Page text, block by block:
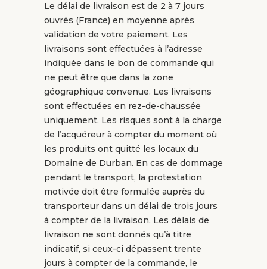
Le délai de livraison est de 2 à 7 jours
ouvrés (France) en moyenne après
validation de votre paiement. Les
livraisons sont effectuées à l’adresse
indiquée dans le bon de commande qui
ne peut être que dans la zone
géographique convenue. Les livraisons
sont effectuées en rez-de-chaussée
uniquement. Les risques sont à la charge
de l’acquéreur à compter du moment où
les produits ont quitté les locaux du
Domaine de Durban. En cas de dommage
pendant le transport, la protestation
motivée doit être formulée auprès du
transporteur dans un délai de trois jours
à compter de la livraison. Les délais de
livraison ne sont donnés qu’à titre
indicatif, si ceux-ci dépassent trente
jours à compter de la commande, le